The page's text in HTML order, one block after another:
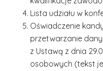
Lista udziału w
Oświadczenie
przetwarzanie
z Ustawą z dnia
osobowych (tekst